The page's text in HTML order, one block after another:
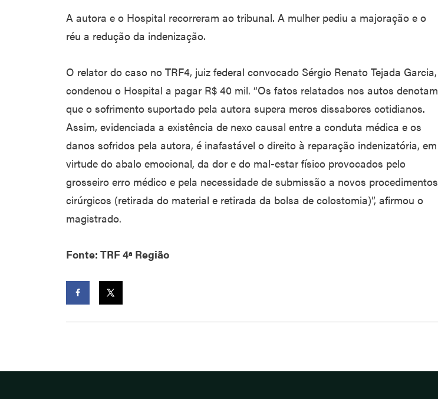
A autora e o Hospital recorreram ao tribunal. A mulher pediu a majoração e o
réu a redução da indenização.
O relator do caso no TRF4, juiz federal convocado Sérgio Renato Tejada Garcia,
condenou o Hospital a pagar R$ 40 mil. “Os fatos relatados nos autos denotam
que o sofrimento suportado pela autora supera meros dissabores cotidianos.
Assim, evidenciada a existência de nexo causal entre a conduta médica e os
danos sofridos pela autora, é inafastável o direito à reparação indenizatória, em
virtude do abalo emocional, da dor e do mal-estar físico provocados pelo
grosseiro erro médico e pela necessidade de submissão a novos procedimentos
cirúrgicos (retirada do material e retirada da bolsa de colostomia)”, afirmou o
magistrado.
Fonte: TRF 4ª Região